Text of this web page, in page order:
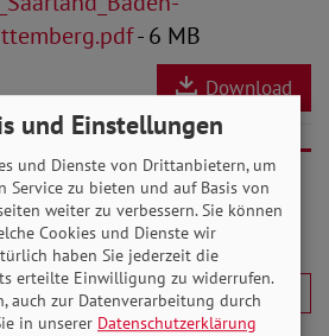
- 6 MB
Download
und Einstellungen
und Dienste von Drittanbietern, um
Service zu bieten und auf Basis von
weiter zu verbessern. Sie können
Cookies und Dienste wir
haben Sie jederzeit die
erteilte Einwilligung zu widerrufen.
auch zur Datenverarbeitung durch
in unserer Datenschutzerklärung